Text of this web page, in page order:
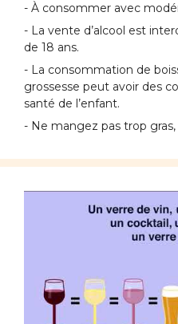
- À consommer avec
- La vente d’alcool est
de 18 ans.
- La consommation de
grossesse peut avoir des
santé de l’enfant.
- Ne mangez pas trop